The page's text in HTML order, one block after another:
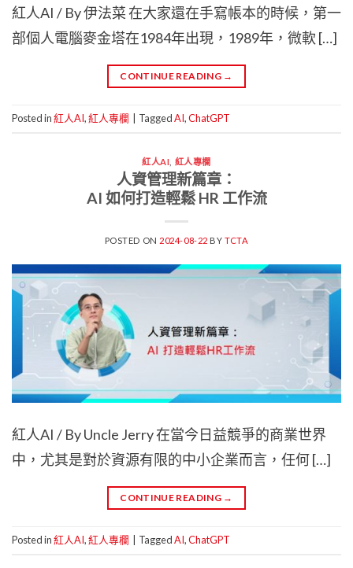
紅人AI / By 伊法菜 在大家還在手寫帳本的時候，第一
部個人電腦麥金塔在1984年出現，1989年，微軟 […]
CONTINUE READING →
Posted in紅人AI,紅人專欄 TaggedAI,ChatGPT
紅人AI 紅人專欄
人資管理新篇章：
AI 如何打造輕鬆 HR 工作流
POSTED ON 2024-08-22 BYTCTA
紅人AI / By Uncle Jerry 在當今日益競爭的商業世界
中，尤其是對於資源有限的中小企業而言，任何 […]
CONTINUE READING →
Posted in紅人AI,紅人專欄 TaggedAI,ChatGPT